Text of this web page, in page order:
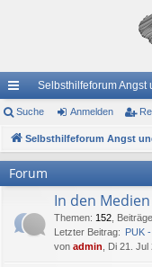
ch
ne
llz
riff
Selbsthilfeforum Angst
Suche Anmelden
Selbsthilfeforum Angst
Forum
In den Medien
Themen: 152 Beiträge
Letzter Beitrag: PUK
von admin , Di 21.